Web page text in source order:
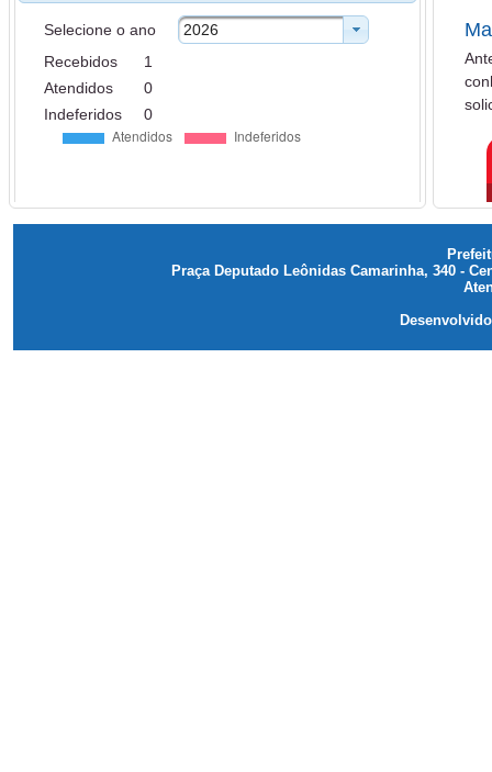
Selecione o ano
2026
Recebidos
1
Atendidos
0
Indeferidos
0
Praça Deputado Leônidas Camarinha, 340 -